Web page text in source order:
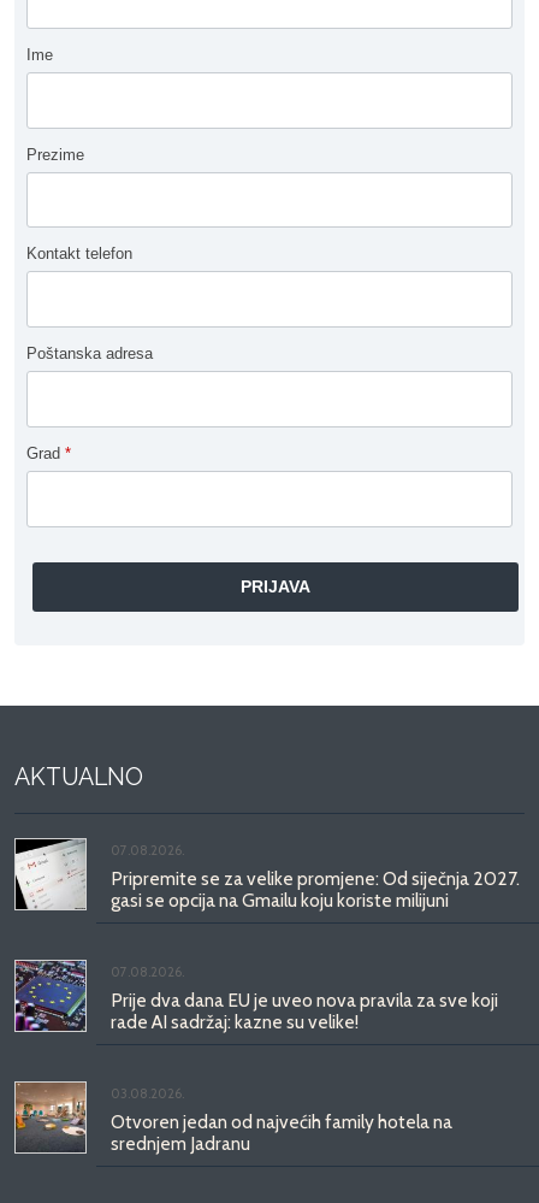
Ime
Prezime
Kontakt telefon
Poštanska adresa
Grad *
AKTUALNO
07.08.2026.
Pripremite se za velike promjene: Od siječnja 2027.
gasi se opcija na Gmailu koju koriste milijuni
07.08.2026.
Prije dva dana EU je uveo nova pravila za sve koji
rade AI sadržaj: kazne su velike!
03.08.2026.
Otvoren jedan od najvećih family hotela na
srednjem Jadranu